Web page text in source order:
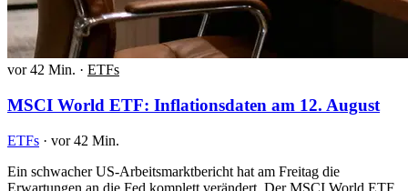
vor 42 Min. · ETFs
MSCI World ETF: Inflationsdaten am 12. August
ETFs · vor 42 Min.
Ein schwacher US-Arbeitsmarktbericht hat am Freitag die
Erwartungen an die Fed komplett verändert. Der MSCI World ETF